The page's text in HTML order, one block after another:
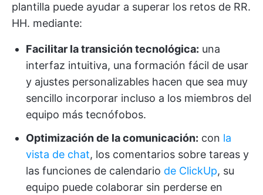
plantilla puede ayudar a superar los retos de RR.
HH. mediante:
Facilitar la transición tecnológica: una
interfaz intuitiva, una formación fácil de usar
y ajustes personalizables hacen que sea muy
sencillo incorporar incluso a los miembros del
equipo más tecnófobos.
Optimización de la comunicación: con la
vista de chat, los comentarios sobre tareas y
las funciones de calendario de ClickUp, su
equipo puede colaborar sin perderse en